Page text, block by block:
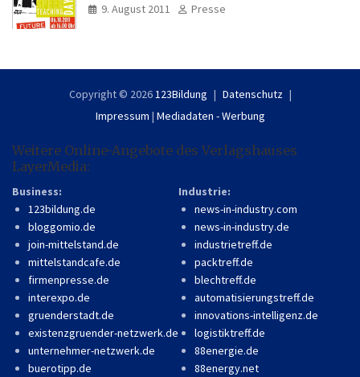
9. August 2011 Presse
Copyright © 2026 123Bildung
Datenschutz
Impressum | Mediadaten - Werbung
Weitere Online-Angebote des Verlagshauses
LayerMedia:
Business:
123bildung.de
bloggomio.de
join-mittelstand.de
mittelstandcafe.de
firmenpresse.de
interexpo.de
gruenderstadt.de
existenzgruender-netzwerk.de
unternehmer-netzwerk.de
buerotipp.de
Industrie:
news-in-industry.com
news-in-industry.de
industrietreff.de
packtreff.de
blechtreff.de
automatisierungstreff.de
innovations-intelligenz.de
logistiktreff.de
88energie.de
88energy.net